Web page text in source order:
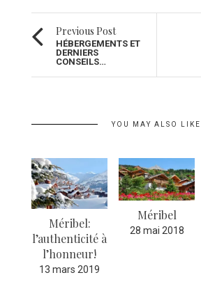
Previous Post
HÉBERGEMENTS ET
DERNIERS
CONSEILS…
YOU MAY ALSO LIKE
Méribel:
l’authenticité à
l’honneur!
13 mars 2019
Méribel
28 mai 2018